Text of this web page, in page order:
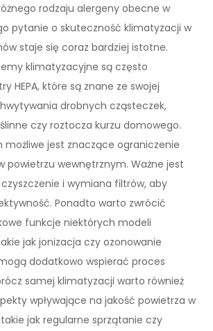
rodzaju alergeny obecne w
pytanie o skuteczność klimatyzacji w
staje się coraz bardziej istotne.
klimatyzacyjne są często
HEPA, które są znane ze swojej
drobnych cząsteczek,
czy roztocza kurzu domowego.
możliwe jest znaczące ograniczenie
powietrzu wewnętrznym. Ważne jest
i wymiana filtrów, aby
Ponadto warto zwrócić
funkcje niektórych modeli
jak jonizacja czy ozonowanie
dodatkowo wspierać proces
samej klimatyzacji warto również
wpływające na jakość powietrza w
jak regularne sprzątanie czy